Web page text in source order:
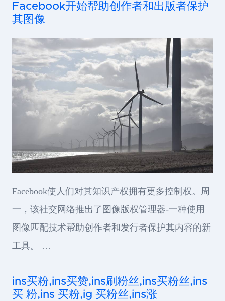
Facebook开始帮助创作者和出版者保护
其图像
Facebook使人们对其知识产权拥有更多控制权。周
一，该社交网络推出了图像版权管理器-一种使用
图像匹配技术帮助创作者和发行者保护其内容的新
工具。 …
ins买粉,ins买赞,ins刷粉丝,ins买粉丝,ins
买 粉,ins 买粉,ig 买粉丝,ins涨